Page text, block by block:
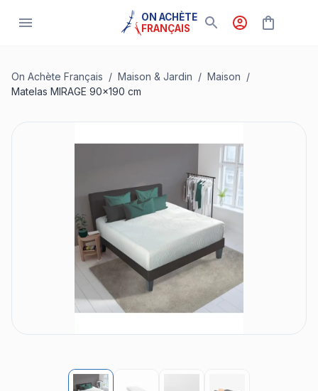
ON ACHÈTE
FRANÇAIS
On Achète Français / Maison & Jardin / Maison /
Matelas MIRAGE 90x190 cm